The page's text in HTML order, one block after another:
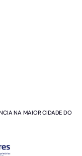
NA MAIOR CIDADE DO